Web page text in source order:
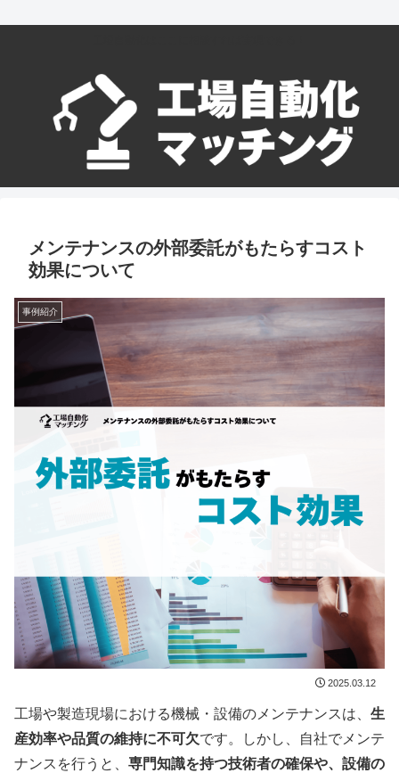
メンテナンスの外部委託がもたらすコスト
効果について
事例紹介
2025.03.12
工場や製造現場における機械・設備のメンテナンスは、 生
産効率や品質の維持に不可欠です。しかし、自社でメンテ
ナンスを行うと、 専門知識を持つ技術者の確保や、設備の